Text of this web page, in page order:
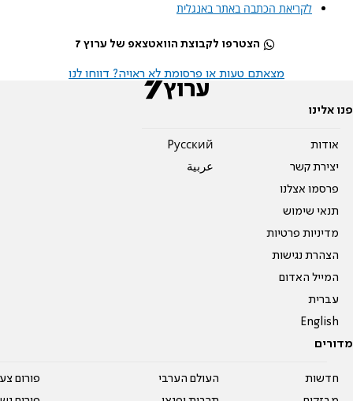
לקריאת הכתבה באתר באנגלית
הצטרפו לקבוצת הוואטצאפ של ערוץ 7
מצאתם טעות או פרסומת לא ראויה? דווחו לנו
פנו אלינו
אודות
יצירת קשר
פרסמו אצלנו
תנאי שימוש
מדיניות פרטיות
הצהרת נגישות
המייל האדום
עברית
English
Pусский
عربية
מדורים
חדשות
העולם הערבי
פורום